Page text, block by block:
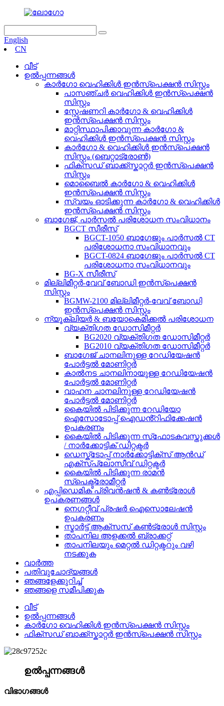
English
CN
വീട്
ഉൽപ്പന്നങ്ങൾ
കാർഗോ വെഹിക്കിൾ ഇൻസ്പെക്ഷൻ സിസ്റ്റം
പാസഞ്ചർ വെഹിക്കിൾ ഇൻസ്പെക്ഷൻ
സിസ്റ്റം
സ്റ്റേഷണറി കാർഗോ & വെഹിക്കിൾ
ഇൻസ്പെക്ഷൻ സിസ്റ്റം
മാറ്റിസ്ഥാപിക്കാവുന്ന കാർഗോ &
വെഹിക്കിൾ ഇൻസ്പെക്ഷൻ സിസ്റ്റം
കാർഗോ & വെഹിക്കിൾ ഇൻസ്പെക്ഷൻ
സിസ്റ്റം (ബെറ്റാട്രോൺ)
ഫിക്സഡ് ബാക്ക്സ്കാറ്റർ ഇൻസ്പെക്ഷൻ
സിസ്റ്റം
മൊബൈൽ കാർഗോ & വെഹിക്കിൾ
ഇൻസ്പെക്ഷൻ സിസ്റ്റം
സ്വയം ഓടിക്കുന്ന കാർഗോ & വെഹിക്കിൾ
ഇൻസ്പെക്ഷൻ സിസ്റ്റം
ബാഗേജ്, പാർസൽ പരിശോധന സംവിധാനം
BGCT സീരീസ്
BGCT-1050 ബാഗേജും പാർസൽ CT
പരിശോധനാ സംവിധാനവും
BGCT-0824 ബാഗേജും പാർസൽ CT
പരിശോധനാ സംവിധാനവും
BG-X സീരീസ്
മില്ലിമീറ്റർ-വേവ് ബോഡി ഇൻസ്പെക്ഷൻ
സിസ്റ്റം
BGMW-2100 മില്ലിമീറ്റർ-വേവ് ബോഡി
ഇൻസ്പെക്ഷൻ സിസ്റ്റം
ന്യൂക്ലിയർ & ബയോകെമിക്കൽ പരിശോധന
വ്യക്തിഗത ഡോസിമീറ്റർ
BG2020 വ്യക്തിഗത ഡോസിമീറ്റർ
BG2010 വ്യക്തിഗത ഡോസിമീറ്റർ
ബാഗേജ് ചാനലിനുള്ള റേഡിയേഷൻ
പോർട്ടൽ മോണിറ്റർ
കാൽനട ചാനലിനായുള്ള റേഡിയേഷൻ
പോർട്ടൽ മോണിറ്റർ
വാഹന ചാനലിനുള്ള റേഡിയേഷൻ
പോർട്ടൽ മോണിറ്റർ
കൈയിൽ പിടിക്കുന്ന റേഡിയോ
ഐസോടോപ്പ് ഐഡൻ്റിഫിക്കേഷൻ
ഉപകരണം
കൈയിൽ പിടിക്കുന്ന സ്‌ഫോടകവസ്തുക്കൾ
/ നാർക്കോട്ടിക് ഡിറ്റക്ടർ
ഡെസ്ക്ടോപ്പ് നാർക്കോട്ടിക്സ് ആൻഡ്
എക്സ്പ്ലോസീവ് ഡിറ്റക്ടർ
കൈയിൽ പിടിക്കുന്ന രാമൻ
സ്പെക്ട്രോമീറ്റർ
എപ്പിഡെമിക് പ്രിവൻഷൻ & കൺട്രോൾ
ഉപകരണങ്ങൾ
നെഗറ്റീവ് പ്രഷർ ഐസൊലേഷൻ
ഉപകരണം
സ്മാർട്ട് ആക്സസ് കൺട്രോൾ സിസ്റ്റം
താപനില അളക്കൽ ബ്രാക്കറ്റ്
താപനിലയും മെറ്റൽ ഡിറ്റക്ടറും വഴി
നടക്കുക
വാർത്ത
പതിവുചോദ്യങ്ങൾ
ഞങ്ങളേക്കുറിച്ച്
ഞങ്ങളെ സമീപിക്കുക
വീട്
ഉൽപ്പന്നങ്ങൾ
കാർഗോ വെഹിക്കിൾ ഇൻസ്പെക്ഷൻ സിസ്റ്റം
ഫിക്സഡ് ബാക്ക്സ്കാറ്റർ ഇൻസ്പെക്ഷൻ സിസ്റ്റം
ഉൽപ്പന്നങ്ങൾ
വിഭാഗങ്ങൾ